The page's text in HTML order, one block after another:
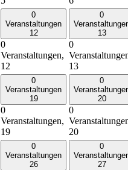
0
Veranstaltungen
12
0
Veranstaltungen,
12
0
13
0
13
0
Veranstaltungen
19
0
Veranstaltungen,
19
0
20
0
20
0
Veranstaltungen
26
0
27